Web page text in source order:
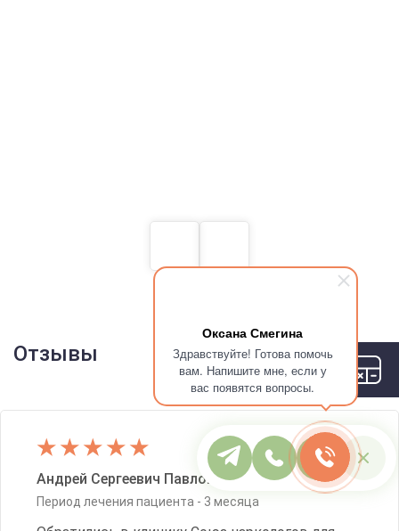
Оксана Смегина
Здравствуйте! Готова помочь
вам. Напишите мне, если у
вас появятся вопросы.
Отзывы
Андрей Сергеевич Павлов
Период лечения пациента - 3 месяца